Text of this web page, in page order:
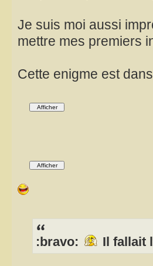
Je suis moi aussi
mettre mes premiers
Cette enigme est
:bravo: Il fallait